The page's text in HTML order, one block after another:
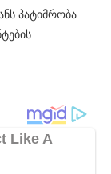
პატიმრობა